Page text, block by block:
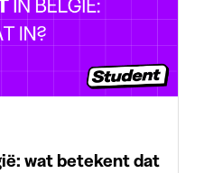
wat betekent dat